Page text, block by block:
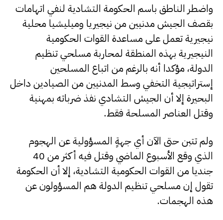
واضطر الناطق باسم الحكومة التشادية لنفي اتهامات
بقصف الجيش مدنيين من نيجيريا وميليشيا محلية
نيجيرية تعمل على مساعدة القوات الحكومية
النيجيرية بهذه المنطقة لمحاربة مسلحي تنظيم
الدولة، مؤكدا أنه بالرغم من اتباع المسلحين
إستراتيجية التخفي وسط المدنيين من الصيادين داخل
البحيرة إلا أن الجيش التشادي نفذ ضرباته بمهنية
وقتل العناصر المسلحة فقط.
ولم تتبن حتى الآن أي جهةٍ المسؤولية عن الهجوم
الذي وقع الأسبوع الماضي وقتل فيه أكثر من 40
جنديا من القوات الحكومية التشادية، إلا أن الحكومة
تقول إن مسلحي تنظيم الدولة هم المسؤولون عن
هذه الهجمات.